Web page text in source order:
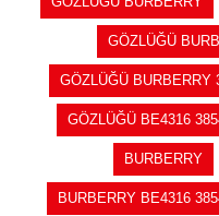
GÖZLÜĞÜ
GÖZLÜĞÜ BURBERRY
GÖZLÜĞÜ BE4316
BURBERRY
BURBERRY BE4316